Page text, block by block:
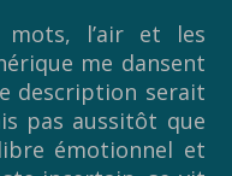
mots, l’air et les
me dansent
description serait
pas aussitôt que
émotionnel et